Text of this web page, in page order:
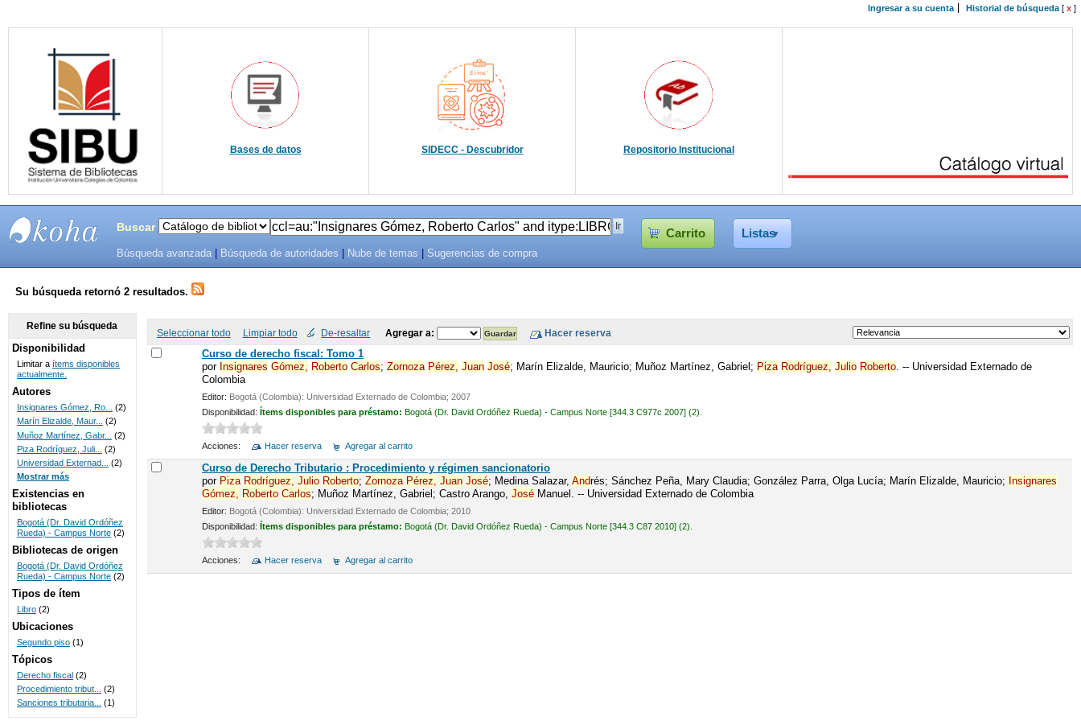
Ingresar a su cuenta Historial de búsqueda[ x ]
Bases de datos SIDECC - Descubridor Repositorio Institucional
SISTEMAS
DE
BIBLIOTECAS
UNICOC
Buscar Carrito Listas
Búsqueda avanzada Búsqueda de autoridades Nube de temas Sugerencias de compra
Su búsqueda retornó 2 resultados.
Seleccionar todo Limpiar todo De-resaltar Agregar a:
Curso de derecho fiscal: Tomo 1
por Insignares Gómez, Roberto Carlos; Zornoza Pérez, Juan José; Marín Elizalde, Mauricio; Muñoz Martínez, Gabriel; Piza Rodríguez, Julio Roberto. -- Universidad Externado de
Colombia
Editor: Bogotá (Colombia): Universidad Externado de Colombia; 2007
Disponibilidad: Ítems disponibles para préstamo: Bogotá (Dr. David Ordóñez Rueda) - Campus Norte [344.3 C977c 2007] (2).
Acciones: Hacer reserva Agregar al carrito
Curso de Derecho Tributario : Procedimiento y régimen sancionatorio
por Piza Rodríguez, Julio Roberto; Zornoza Pérez, Juan José; Medina Salazar, Andrés; Sánchez Peña, Mary Claudia; González Parra, Olga Lucía; Marín Elizalde, Mauricio; Insignares
Gómez,
Roberto Carlos; Muñoz Martínez, Gabriel; Castro Arango, JoséManuel. -- Universidad Externado de Colombia
Editor: Bogotá (Colombia): Universidad Externado de Colombia; 2010
Disponibilidad: Ítems disponibles para préstamo: Bogotá (Dr. David Ordóñez Rueda) - Campus Norte [344.3 C87 2010] (2).
Acciones: Hacer reserva Agregar al carrito
Refine su búsqueda
Disponibilidad
Limitar a ítems disponibles
actualmente.
Autores
Insignares Gómez, Ro...
(2)
Marín Elizalde, Maur... (2)
Muñoz Martínez, Gabr...
(2)
Piza Rodríguez, Juli...
(2)
Universidad Externad...
(2)
Mostrar más
Existencias en
bibliotecas
Bogotá (Dr. David Ordóñez
Rueda) - Campus Norte (2)
Bibliotecas de origen
Bogotá (Dr. David Ordóñez
Rueda) - Campus Norte (2)
Tipos de ítem
Libro (2)
Ubicaciones
Segundo piso (1)
Tópicos
Derecho fiscal (2)
Procedimiento tribut...
(2)
Sanciones tributaria... (1)